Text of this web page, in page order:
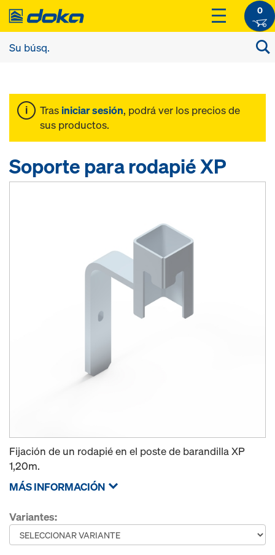
0
Tras iniciar sesión, podrá ver los precios de
sus productos.
Soporte para rodapié XP
Fijación de un rodapié en el poste de barandilla XP
1,20m.
MÁS INFORMACIÓN
Variantes: